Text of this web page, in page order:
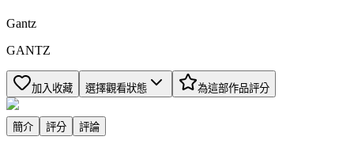
Gantz
GANTZ
加入收藏 選擇觀看狀態 為這部作品評分
簡介 評分 評論